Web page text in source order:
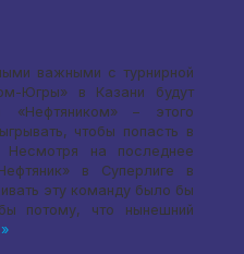
важными с турнирной
Югры» в Казани будут
«Нефтяником» – этого
чтобы попасть в
Несмотря на последнее
в Суперлиге в
эту команду было бы
потому, что нынешний